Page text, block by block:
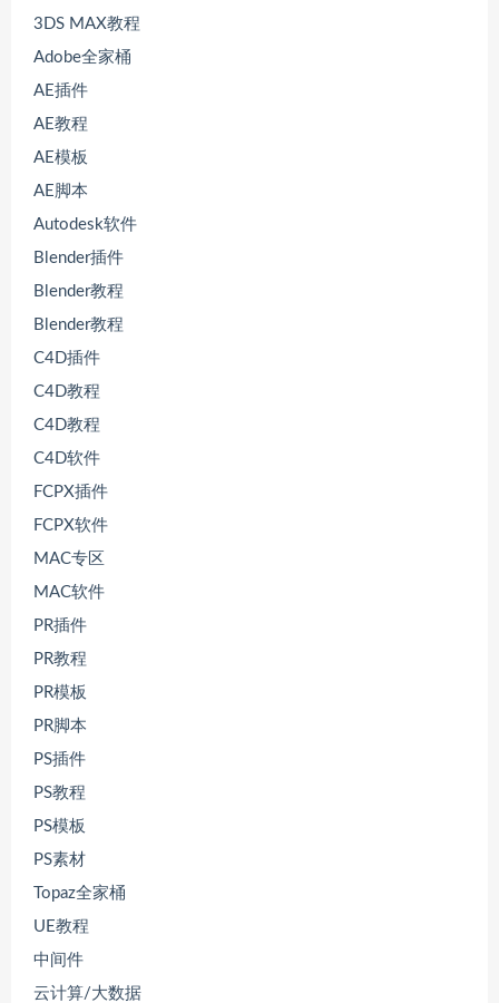
3DS MAX教程
Adobe全家桶
AE插件
AE教程
AE模板
AE脚本
Autodesk软件
Blender插件
Blender教程
Blender教程
C4D插件
C4D教程
C4D教程
C4D软件
FCPX插件
FCPX软件
MAC专区
MAC软件
PR插件
PR教程
PR模板
PR脚本
PS插件
PS教程
PS模板
PS素材
Topaz全家桶
UE教程
中间件
云计算/大数据